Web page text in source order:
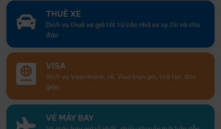
THUÊ XE
Dịch vụ thuê xe giá tốt từ các nhà xe uy tín và chu
đáo
VISA
Dịch vụ Visa nhanh, rẻ. Visa trọn gói, thủ tục đơn
giản
VÉ MÁY BAY